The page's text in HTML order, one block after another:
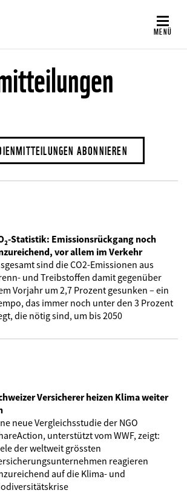
MENÜ
ABONNIEREN
Statistik: Emissionsrückgang noch
vor allem im Verkehr
sind die CO2-Emissionen aus
und Treibstoffen damit gegenüber
Vorjahr um 2,7 Prozent gesunken – ein
das immer noch unter den 3 Prozent
die nötig sind, um bis 2050
Versicherer heizen Klima weiter
neue Vergleichsstudie der NGO
unterstützt vom WWF, zeigt:
der weltweit grössten
reagieren
auf die Klima- und